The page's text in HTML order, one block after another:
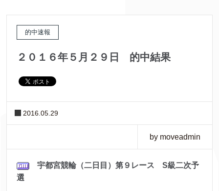
的中速報
２０１６年５月２９日 的中結果
2016.05.29
by moveadmin
宇都宮競輪（二日目）第９レース S級二次予
選